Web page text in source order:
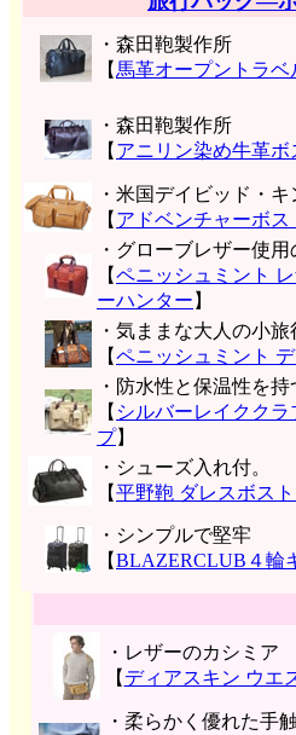
・森田鞄製作所
【 馬革オープントラベ
・森田鞄製作所
【 アニリン染め牛革
・米国デイビッド・キ
【 アドベンチャーボス
・グローブレザー使
【ペニッシュミント
ーハンター 】
・気ままな大人の小旅
【ペニッシュミント
・防水性と保温性を持
【 シルバーレイクク
プ】
・シューズ入れ付。
【平野鞄 ダレスボス
・シンプルで堅牢
【BLAZERCLUB４輪
・レザーのカシミア
【 ディアスキン ウエ
・柔らかく優れた手